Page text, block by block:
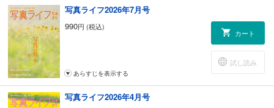
木村楓也
デジタル時代になり、高感度性能が飛躍的にアップしたことで、手持ち
で撮れる範囲がグンと広がりました。でも、三脚があるから撮れる世界
があるのです。そして三脚を使うことで正確なフレーミングがしやすく
もなるのです。使い方の基本を覚えたら面倒なイメージは一気に解消さ
れます。なぜ写真家は三脚を必要とするのか、カタログの見方／タイプ
別おすすめ三脚カタログと合わせて、三脚の魅力をお伝えしていきま
す。
特別付録 2025Calendar 斎藤ちはる「グッと！ な一瞬を探して」
写真ライフ2026年7月号
990円 (税込)
カート
試し読み
あらすじを表示する
写真ライフ2026年4月号